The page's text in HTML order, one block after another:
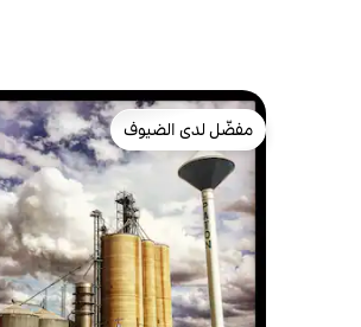
مفضّل لدى الضيوف
مفضّل لدى الضيوف